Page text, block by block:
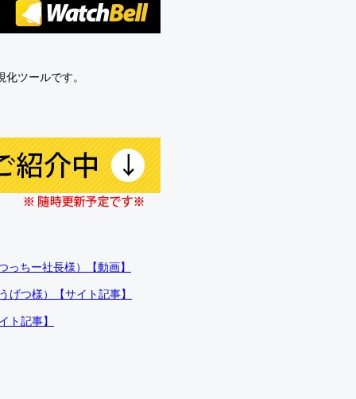
ツールです。
ちー社長様）【動画】
げつ様）【サイト記事】
ト記事】